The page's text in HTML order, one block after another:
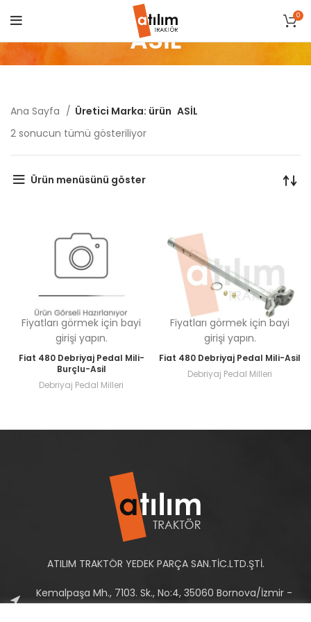
0
ASİL
Ana Sayfa Üretici Marka: ürün ASİL
2 sonucun tümü gösteriliyorPopülerliğe
Ürün menüsünü göster
Fiyatları görmek için bayi
girişi yapın.
Fiat 480 Debriyaj Pedal Mili-
Burçlu-Asil
Debriyaj Pedal Milleri
Fiyatları görmek için bayi
girişi yapın.
Fiat 480 Debriyaj Pedal Mili-Asil
Debriyaj Pedal Milleri
ATILIM TRAKTÖR YEDEK PARÇA SAN.TİC.LTD.ŞTİ.
Kemalpaşa Mh., 7103. Sk., No:4, 35060 Bornova/İzmir -